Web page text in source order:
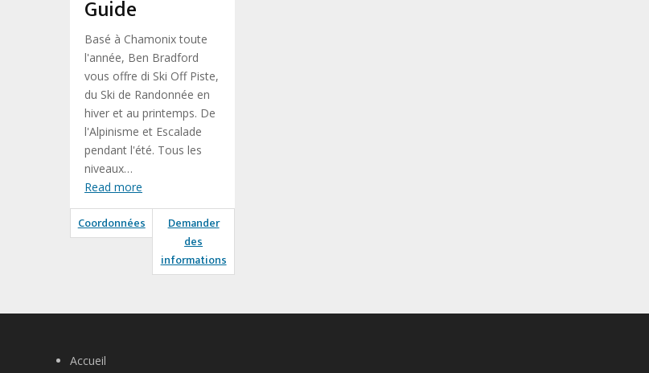
Guide
Basé à Chamonix toute
l'année, Ben Bradford
vous offre di Ski Off Piste,
du Ski de Randonnée en
hiver et au printemps. De
l'Alpinisme et Escalade
pendant l'été. Tous les
niveaux…
Read more
Coordonnées
Demander
des
informations
Accueil